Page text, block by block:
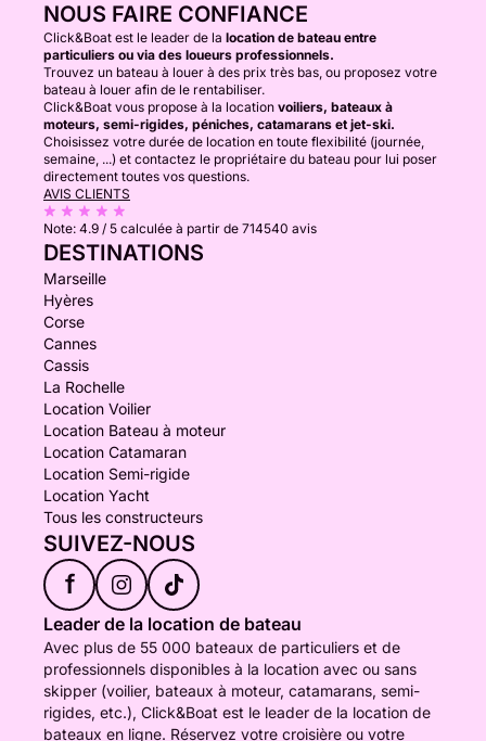
NOUS FAIRE CONFIANCE
Click&Boat est le leader de la location de bateau entre
particuliers ou via des loueurs professionnels.
Trouvez un bateau à louer à des prix très bas, ou proposez votre
bateau à louer afin de le rentabiliser.
Click&Boat vous propose à la location voiliers, bateaux à
moteurs, semi-rigides, péniches, catamarans et jet-ski.
Choisissez votre durée de location en toute flexibilité (journée,
semaine, ...) et contactez le propriétaire du bateau pour lui poser
directement toutes vos questions.
AVIS CLIENTS
Note: 4.9 / 5 calculée à partir de 714540 avis
DESTINATIONS
Marseille
Hyères
Corse
Cannes
Cassis
La Rochelle
Location Voilier
Location Bateau à moteur
Location Catamaran
Location Semi-rigide
Location Yacht
Tous les constructeurs
SUIVEZ-NOUS
f
Leader de la location de bateau
Avec plus de 55 000 bateaux de particuliers et de
professionnels disponibles à la location avec ou sans
skipper (voilier, bateaux à moteur, catamarans, semi-
rigides, etc.), Click&Boat est le leader de la location de
bateaux en ligne. Réservez votre croisière ou votre